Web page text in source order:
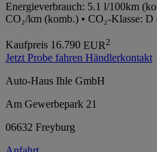
Energieverbrauch: 5.1 l/100km
CO₂/km (komb.) • CO₂-Klasse: D
Kaufpreis 16.790 EUR 2
Jetzt Probe fahren Händlerkontakt
Auto-Haus Ihle GmbH
Am Gewerbepark 21
06632 Freyburg